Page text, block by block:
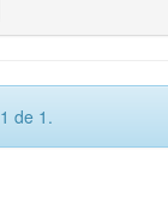
de 1.